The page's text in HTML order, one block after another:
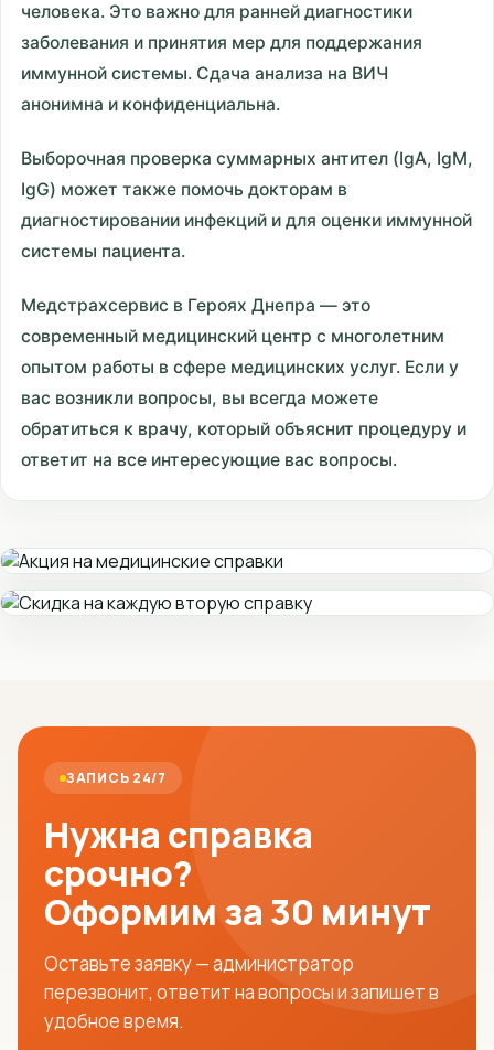
человека. Это важно для ранней диагностики
заболевания и принятия мер для поддержания
иммунной системы. Сдача анализа на ВИЧ
анонимна и конфиденциальна.
Выборочная проверка суммарных антител (IgA, IgM,
IgG) может также помочь докторам в
диагностировании инфекций и для оценки иммунной
системы пациента.
Медстрахсервис в Героях Днепра — это
современный медицинский центр с многолетним
опытом работы в сфере медицинских услуг. Если у
вас возникли вопросы, вы всегда можете
обратиться к врачу, который объяснит процедуру и
ответит на все интересующие вас вопросы.
ЗАПИСЬ 24/7
Нужна справка
срочно?
Оформим за 30 минут
Оставьте заявку — администратор
перезвонит, ответит на вопросы и запишет в
удобное время.